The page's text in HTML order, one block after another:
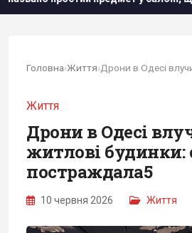
Головна›Життя›
Життя
Дрони в Одесі
житлові будинки:
постраждала5
10 червня 2026 Життя